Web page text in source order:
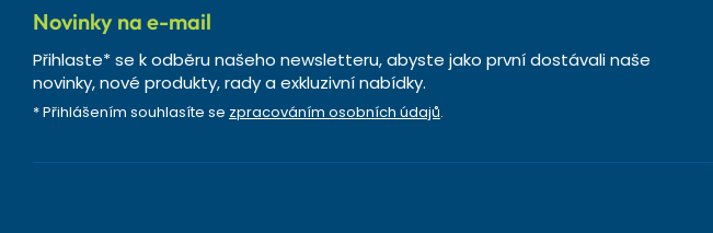
Novinky na e-mail
Přihlaste* se k odběru našeho newsletteru, abyste jako první dostávali naše
novinky, nové produkty, rady a exkluzivní nabídky.
* Přihlášením souhlasíte se zpracováním osobních údajů.